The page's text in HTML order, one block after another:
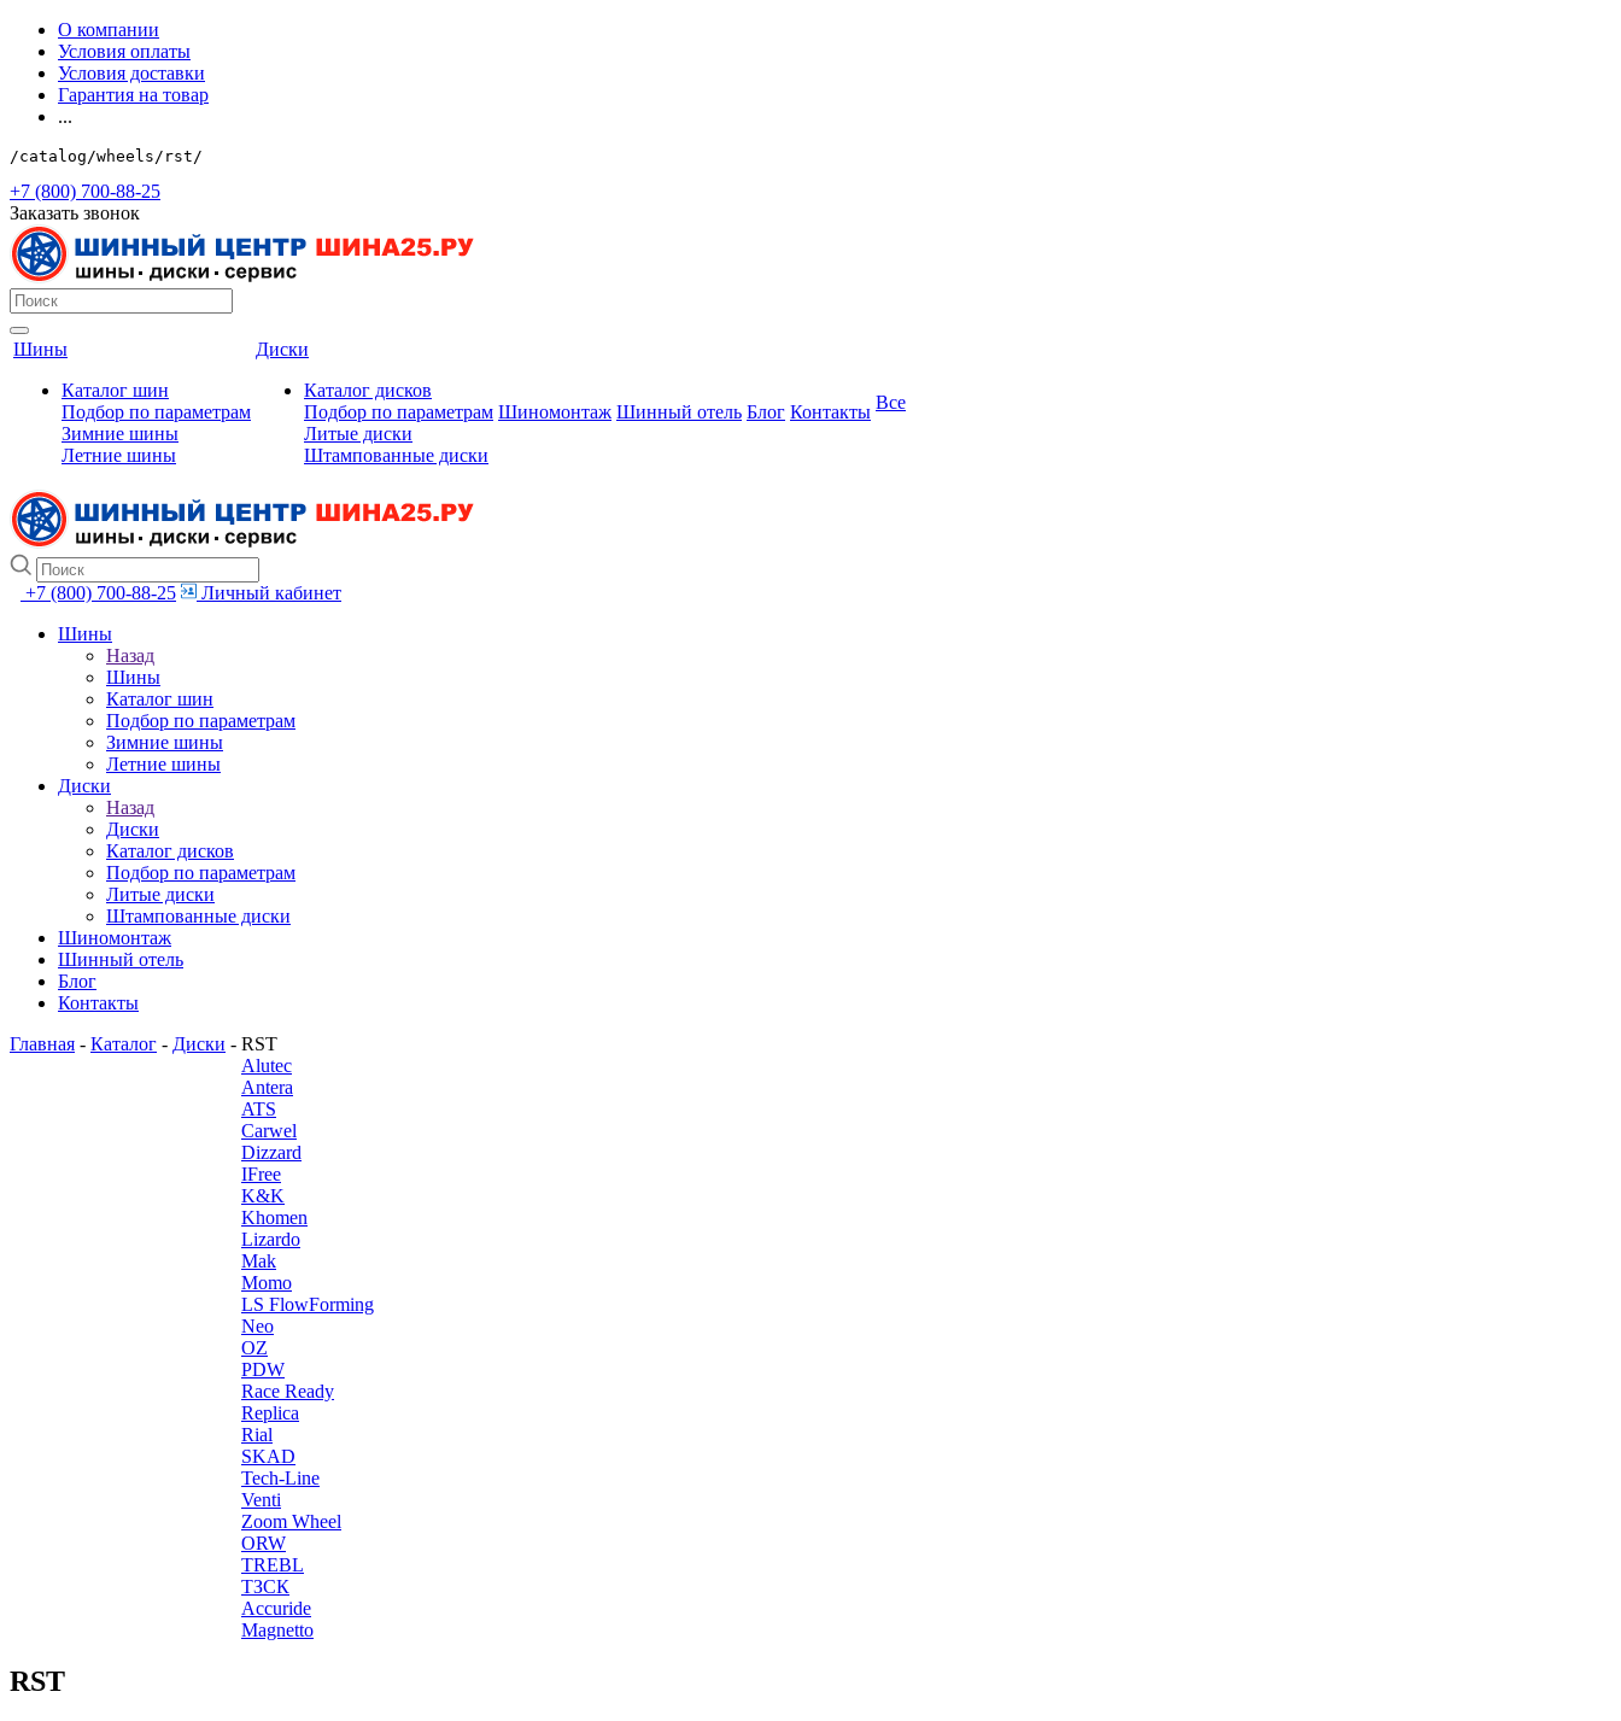
О компании
Условия оплаты
Условия доставки
Гарантия на товар
...
/catalog/wheels/rst/
+7 (800) 700-88-25
Заказать звонок
Шины
Каталог шин
Подбор по параметрам
Зимние шины
Летние шины
Диски
Каталог дисков
Подбор по параметрам
Литые диски
Штампованные диски
Шиномонтаж Шинный отель Блог Контакты Все
+7 (800) 700-88-25
Личный кабинет
Шины
Назад
Шины
Каталог шин
Подбор по параметрам
Зимние шины
Летние шины
Диски
Назад
Диски
Каталог дисков
Подбор по параметрам
Литые диски
Штампованные диски
Шиномонтаж
Шинный отель
Блог
Контакты
Главная - Каталог - Диски - RST
Alutec
Antera
ATS
Carwel
Dizzard
IFree
K&K
Khomen
Lizardo
Mak
Momo
LS FlowForming
Neo
OZ
PDW
Race Ready
Replica
Rial
SKAD
Tech-Line
Venti
Zoom Wheel
ORW
TREBL
ТЗСК
Accuride
Magnetto
RST